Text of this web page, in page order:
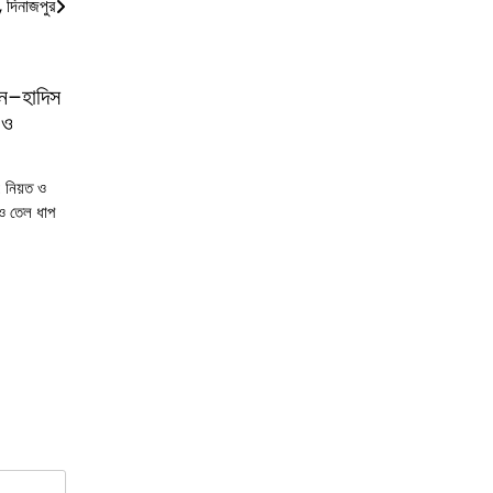
নিয়ত ও
তেল ধাপ